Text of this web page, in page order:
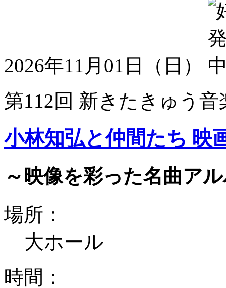
2026年11月01日（日）
第112回 新きたきゅう音
小林知弘と仲間たち 映
～映像を彩った名曲ア
場所：
大ホール
時間：